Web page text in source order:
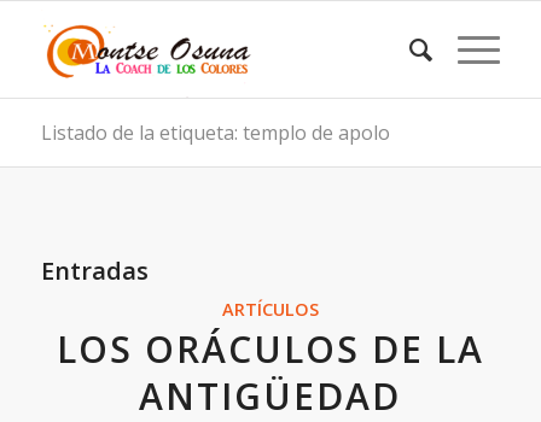
Listado de la etiqueta: templo de apolo
Entradas
ARTÍCULOS
LOS ORÁCULOS DE LA
ANTIGÜEDAD